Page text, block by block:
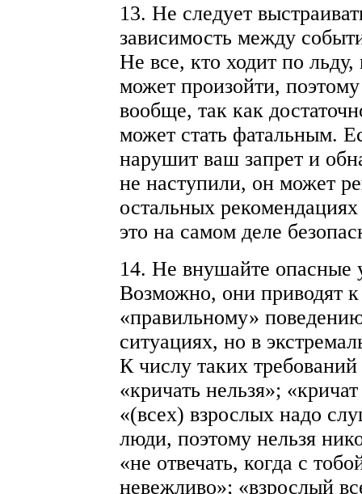
13. Не следует
зависимость между
Не все, кто ходит по
может произойти,
вообще, так как
может стать фатальным.
нарушит ваш запрет и
не наступили, он может
остальных
это на самом деле
14. Не внушайте опасные
Возможно, они приводят
«правильному»
ситуациях, но в
К числу таких
«кричать нельзя»;
«(всех) взрослых надо
люди, поэтому нельзя
«не отвечать, когда с
невежливо»; «взрослый